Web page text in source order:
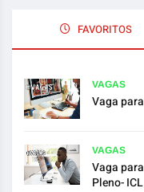
FAVORITOS
VAGAS
Vaga
VAGAS
Vaga
Pleno- ICL